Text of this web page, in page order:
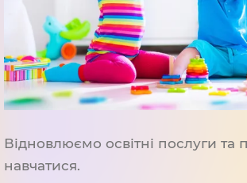
Відновлюємо освітні послуги та
навчатися.